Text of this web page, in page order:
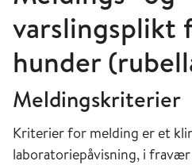
varslingsplikt
hunder
Meldingskriterier
Kriterier for melding er et
laboratoriepåvisning, i